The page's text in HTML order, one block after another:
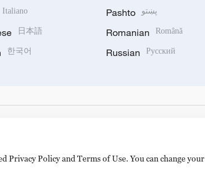
Italiano
日本語
한국어
Pashto پښتو
Romanian Română
Russian Русский
Privacy Policy and Terms of Use. You can change your